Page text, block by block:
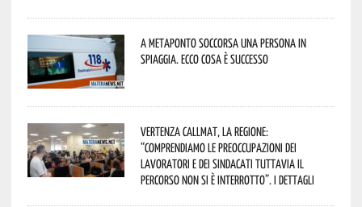
A Metaponto soccorsa una persona in
spiaggia. Ecco cosa è successo
Vertenza CallMat, la Regione:
“comprendiamo le preoccupazioni dei
lavoratori e dei sindacati tuttavia il
percorso non si è interrotto”. I dettagli